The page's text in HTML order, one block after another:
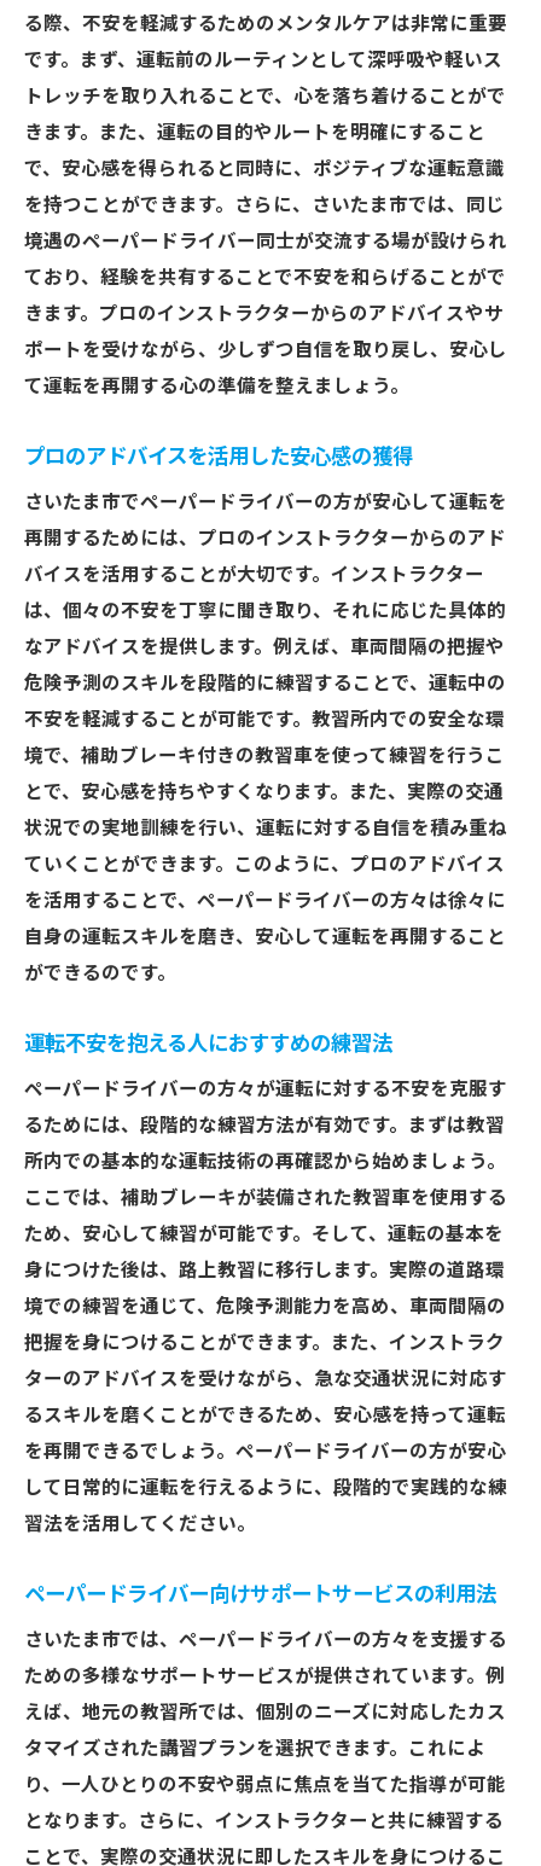
プロの指導で学ぶ安全な車両間隔の取り方
補助ブレーキ付き教習車での練習で安心感を高
めよう
補助ブレーキの役割とその効果
補助ブレーキ付き教習車を利用するメリッ
ト
実際の運転で補助ブレーキを活用する方法
安心して練習を続けるためのポイント
ペーパードライバー向け講習で運転への自信を
ペーパードライバー講習の内容とその効果
講習を受けることで得られる自信と安心感
実習を通じて身につける安全運転の技術
個々のニーズに応じたパーソナライズド指
導
自信を持って運転を再開するためのサポー
ト
継続的な学習と技術向上のためのアドバイ
ス
さいたま市でのペーパードライバー講習の
地域特有の交通事情に対応した講習内容
ペーパードライバー講習が提供するサポー
ト体制
講習を受けることで得られる安心感の理由
講習を通じて運転技術を磨くメリット
さいたま市での受講体験とその成果
る際、不安を軽減するためのメンタルケアは非常に重要
です。まず、運転前のルーティンとして深呼吸や軽いス
トレッチを取り入れることで、心を落ち着けることがで
きます。また、運転の目的やルートを明確にすること
で、安心感を得られると同時に、ポジティブな運転意識
を持つことができます。さらに、さいたま市では、同じ
境遇のペーパードライバー同士が交流する場が設けられ
ており、経験を共有することで不安を和らげることがで
きます。プロのインストラクターからのアドバイスやサ
ポートを受けながら、少しずつ自信を取り戻し、安心し
て運転を再開する心の準備を整えましょう。
プロのアドバイスを活用した安心感の獲得
さいたま市でペーパードライバーの方が安心して運転を
再開するためには、プロのインストラクターからのアド
バイスを活用することが大切です。インストラクター
は、個々の不安を丁寧に聞き取り、それに応じた具体的
なアドバイスを提供します。例えば、車両間隔の把握や
危険予測のスキルを段階的に練習することで、運転中の
不安を軽減することが可能です。教習所内での安全な環
境で、補助ブレーキ付きの教習車を使って練習を行うこ
とで、安心感を持ちやすくなります。また、実際の交通
状況での実地訓練を行い、運転に対する自信を積み重ね
ていくことができます。このように、プロのアドバイス
を活用することで、ペーパードライバーの方々は徐々に
自身の運転スキルを磨き、安心して運転を再開すること
ができるのです。
運転不安を抱える人におすすめの練習法
ペーパードライバーの方々が運転に対する不安を克服す
るためには、段階的な練習方法が有効です。まずは教習
所内での基本的な運転技術の再確認から始めましょう。
ここでは、補助ブレーキが装備された教習車を使用する
ため、安心して練習が可能です。そして、運転の基本を
身につけた後は、路上教習に移行します。実際の道路環
境での練習を通じて、危険予測能力を高め、車両間隔の
把握を身につけることができます。また、インストラク
ターのアドバイスを受けながら、急な交通状況に対応す
るスキルを磨くことができるため、安心感を持って運転
を再開できるでしょう。ペーパードライバーの方が安心
して日常的に運転を行えるように、段階的で実践的な練
習法を活用してください。
ペーパードライバー向けサポートサービスの利用法
さいたま市では、ペーパードライバーの方々を支援する
ための多様なサポートサービスが提供されています。例
えば、地元の教習所では、個別のニーズに対応したカス
タマイズされた講習プランを選択できます。これによ
り、一人ひとりの不安や弱点に焦点を当てた指導が可能
となります。さらに、インストラクターと共に練習する
ことで、実際の交通状況に即したスキルを身につけるこ